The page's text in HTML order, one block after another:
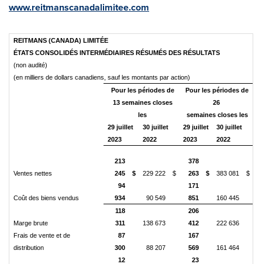
www.reitmanscanadalimitee.com
REITMANS (CANADA) LIMITÉE
ÉTATS CONSOLIDÉS INTERMÉDIAIRES RÉSUMÉS DES RÉSULTATS
(non audité)
(en milliers de dollars canadiens, sauf les montants par action)
Pour les périodes de
13 semaines closes
les
Pour les périodes de
26
semaines closes les
29 juillet
2023
30 juillet
2022
29 juillet
2023
30 juillet
2022
Ventes nettes
213
245
$ 229 222 $
378
263
$ 383 081 $
Coût des biens vendus
94
934
90 549
171
851
160 445
Marge brute
118
311
138 673
206
412
222 636
Frais de vente et de
distribution
87
300
88 207
167
569
161 464
12
23